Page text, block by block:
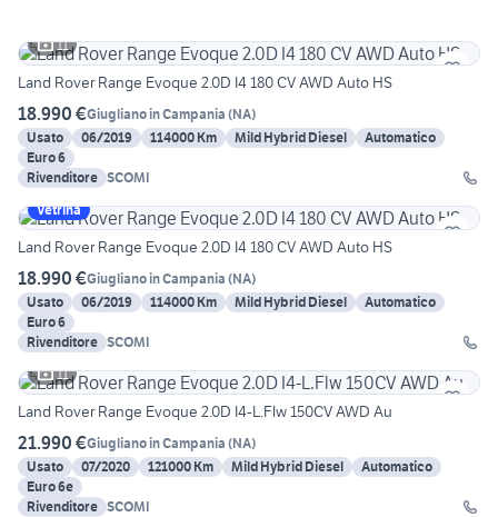
11
Land Rover Range Evoque 2.0D I4 180 CV AWD Auto HS
18.990 €Giugliano in Campania (NA)
Usato
06/2019 114000 Km Mild Hybrid Diesel
Automatico
Euro 6
Rivenditore SCOMI
Vetrina
Land Rover Range Evoque 2.0D I4 180 CV AWD Auto HS
18.990 €Giugliano in Campania (NA)
Usato
06/2019 114000 Km Mild Hybrid Diesel
Automatico
Euro 6
Rivenditore SCOMI
11
Land Rover Range Evoque 2.0D I4-L.Flw 150CV AWD Au
21.990 €Giugliano in Campania (NA)
Usato
07/2020 121000 Km Mild Hybrid Diesel
Automatico
Euro 6e
Rivenditore SCOMI